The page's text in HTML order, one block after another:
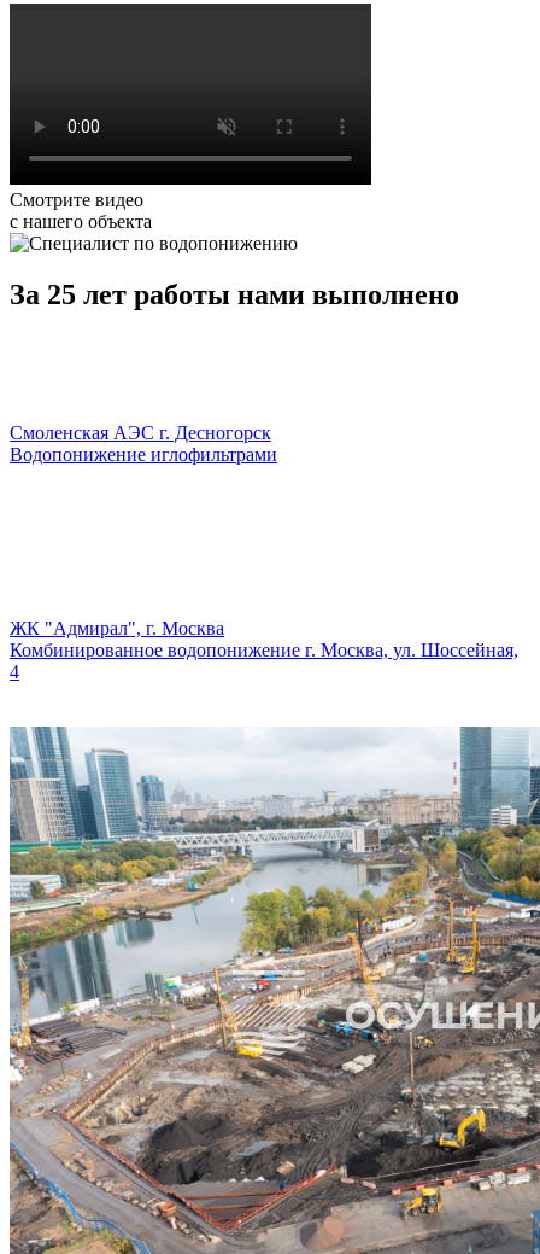
Смотрите видео
с нашего объекта
За 25 лет работы нами выполнено
Смоленская АЭС г. Десногорск
Водопонижение иглофильтрами
ЖК "Адмирал", г. Москва
Комбинированное водопонижение г. Москва, ул. Шоссейная,
4